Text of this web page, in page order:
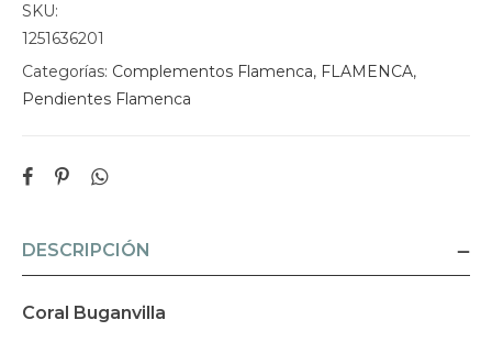
SKU:
1251636201
Categorías: Complementos Flamenca, FLAMENCA,
Pendientes Flamenca
DESCRIPCIÓN
Coral Buganvilla